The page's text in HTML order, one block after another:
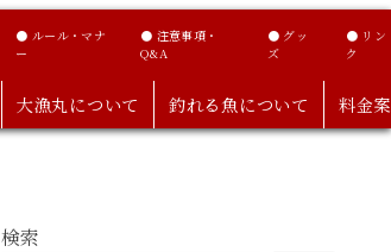
● ルール・マナ
ー
● 注意事項・
Q&A
● グッ
ズ
● リン
ク
大漁丸について 釣れる魚について 料金
検索